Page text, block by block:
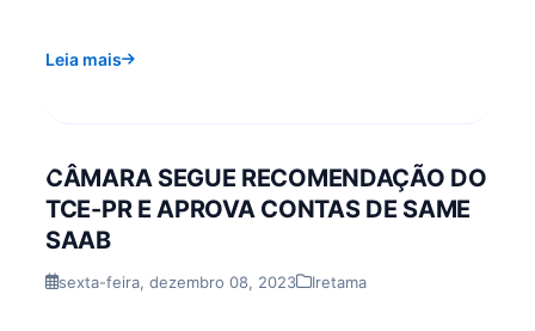
Leia mais
CÂMARA SEGUE RECOMENDAÇÃO DO
TCE-PR E APROVA CONTAS DE SAME
SAAB
sexta-feira, dezembro 08, 2023 Iretama